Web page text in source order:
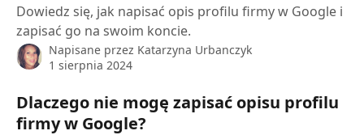
Dowiedz się, jak napisać opis profilu firmy w Google i
zapisać go na swoim koncie.
Napisane przez Katarzyna Urbanczyk
1 sierpnia 2024
Dlaczego nie mogę zapisać opisu profilu
firmy w Google?